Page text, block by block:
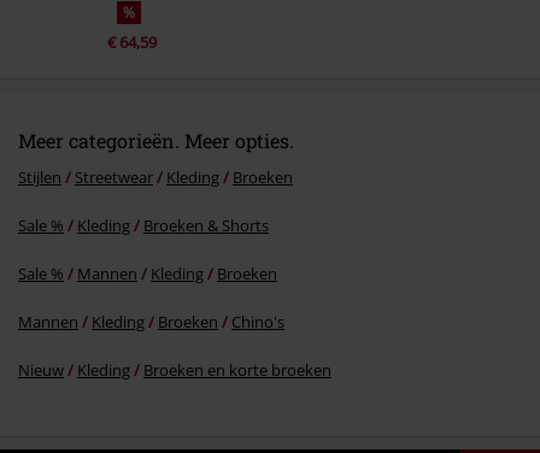
%
€ 64,59
Meer categorieën. Meer opties.
Stijlen Streetwear Kleding Broeken
Sale % Kleding Broeken & Shorts
Sale % Mannen Kleding Broeken
Mannen Kleding Broeken Chino's
Nieuw Kleding Broeken en korte broeken